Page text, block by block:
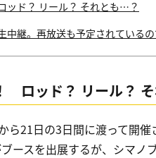
ド？ リール？ それとも…？
中継。再放送も予定されているの
ロッド？ リール？
ら21日の3日間に渡って開
ースを出展するが、シマ